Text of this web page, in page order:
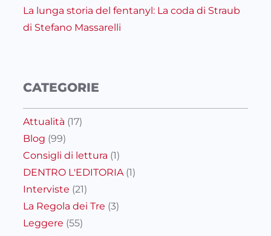
La lunga storia del fentanyl: La coda di Straub
di Stefano Massarelli
CATEGORIE
Attualità (17)
Blog (99)
Consigli di lettura (1)
DENTRO L'EDITORIA(1)
Interviste (21)
La Regola dei Tre (3)
Leggere (55)